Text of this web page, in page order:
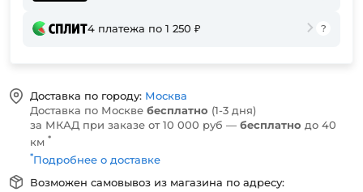
4 платежа по 1 250 ₽
Доставка по городу: Москва
Доставка по Москве бесплатно (1-3 дня)
за МКАД при заказе от 10 000 руб — бесплатно до 40
км *
*Подробнее о доставке
Возможен самовывоз из магазина по адресу: